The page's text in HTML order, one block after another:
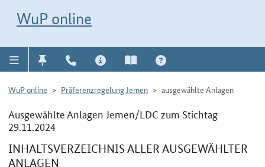
WuP online
WuP online Präferenzregelung Jemen ausgewählte Anlagen
Ausgewählte Anlagen Jemen/LDC zum Stichtag
29.11.2024
INHALTSVERZEICHNIS ALLER AUSGEWÄHLTER
ANLAGEN